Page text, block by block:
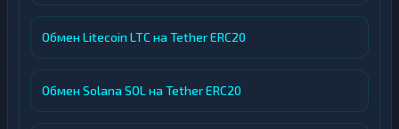
Обмен Litecoin LTC на Tether ERC20
Обмен Solana SOL на Tether ERC20